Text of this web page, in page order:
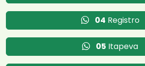
04 Registro
05 Itapeva